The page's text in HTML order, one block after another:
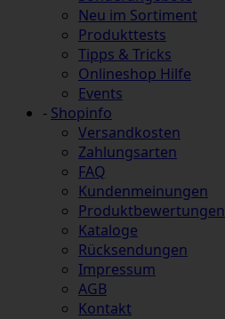
Neu im Sortiment
Produkttests
Tipps & Tricks
Onlineshop Hilfe
Events
- Shopinfo
Versandkosten
Zahlungsarten
FAQ
Kundenmeinungen
Produktbewertungen
Kataloge
Rücksendungen
Impressum
AGB
Kontakt